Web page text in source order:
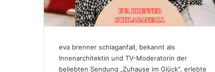
eva brenner schlaganfall, bekannt als
Innenarchitektin und TV-Moderatorin der
beliebten Sendung „Zuhause im Glück“, erlebte